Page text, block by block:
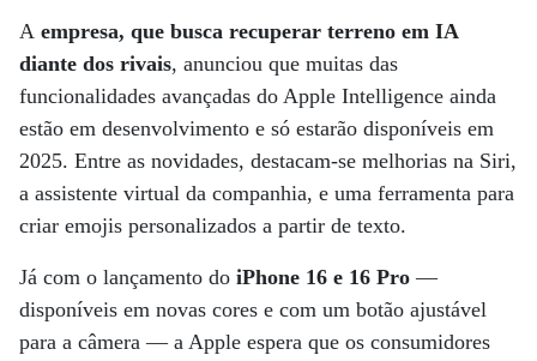
A empresa, que busca recuperar terreno em IA
diante dos rivais, anunciou que muitas das
funcionalidades avançadas do Apple Intelligence ainda
estão em desenvolvimento e só estarão disponíveis em
2025. Entre as novidades, destacam-se melhorias na Siri,
a assistente virtual da companhia, e uma ferramenta para
criar emojis personalizados a partir de texto.
Já com o lançamento do iPhone 16 e 16 Pro —
disponíveis em novas cores e com um botão ajustável
para a câmera — a Apple espera que os consumidores